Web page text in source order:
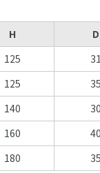
H
D
125
125
140
160
180